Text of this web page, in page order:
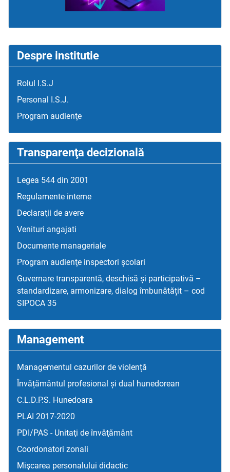
Despre institutie
Rolul I.S.J
Personal I.S.J.
Program audienţe
Transparenţa decizională
Legea 544 din 2001
Regulamente interne
Declaraţii de avere
Venituri angajati
Documente manageriale
Program audienţe inspectori școlari
Guvernare transparentă, deschisă și participativă –
standardizare, armonizare, dialog îmbunătățit – cod
SIPOCA 35
Management
Managementul cazurilor de violență
Învățământul profesional și dual hunedorean
C.L.D.P.S. Hunedoara
PLAI 2017-2020
PDI/PAS - Unitaţi de învăţământ
Coordonatori zonali
Mişcarea personalului didactic